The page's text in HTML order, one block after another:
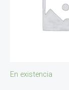
En existencia